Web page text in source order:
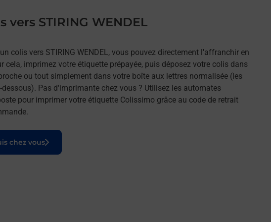
vers STIRING WENDEL
colis vers STIRING WENDEL, vous pouvez directement l'affranchir en
cela, imprimez votre étiquette prépayée, puis déposez votre colis dans
ou tout simplement dans votre boîte aux lettres normalisée (les
Pas d'imprimante chez vous ? Utilisez les automates
pour imprimer votre étiquette Colissimo grâce au code de retrait
chez vous
onglet